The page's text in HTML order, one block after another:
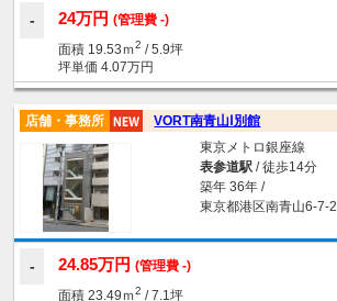
24万円 (管理費 -)
面積 19.53ｍ2 / 5.9坪
坪単価 4.07万円
店舗・事務所
VORT南青山Ⅰ別館
東京メトロ銀座線
表参道駅/ 徒歩14分
築年 36年 /
東京都港区南青山6-7-2
24.85万円 (管理費 -)
面積 23.49ｍ2 / 7.1坪